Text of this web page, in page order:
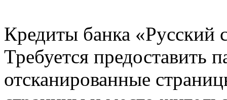
Кредиты банка «Русский
Требуется предоставить
отсканированные